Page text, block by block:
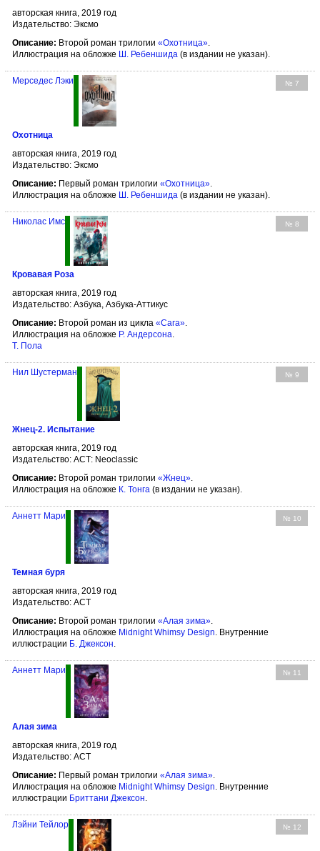
авторская книга, 2019 год
Издательство: Эксмо
Описание: Второй роман трилогии «Охотница».
Иллюстрация на обложке Ш. Ребеншида (в издании не указан).
№ 7
Мерседес Лэки
Охотница
авторская книга, 2019 год
Издательство: Эксмо
Описание: Первый роман трилогии «Охотница».
Иллюстрация на обложке Ш. Ребеншида (в издании не указан).
№ 8
Николас Имс
Кровавая Роза
авторская книга, 2019 год
Издательство: Азбука, Азбука-Аттикус
Описание: Второй роман из цикла «Сага».
Иллюстрация на обложке Р. Андерсона.
Т. Пола
№ 9
Нил Шустерман
Жнец-2. Испытание
авторская книга, 2019 год
Издательство: АСТ: Neoclassic
Описание: Второй роман трилогии «Жнец»
Иллюстрация на обложке К. Тонга (в издании не указан).
№ 10
Аннетт Мари
Темная буря
авторская книга, 2019 год
Издательство: АСТ
Описание: Второй роман трилогии «Алая зима»
Иллюстрация на обложке Midnight Whimsy Design . Внутренние
иллюстрации Б. Джексон
№ 11
Аннетт Мари
Алая зима
авторская книга, 2019 год
Издательство: АСТ
Описание: Первый роман трилогии «Алая зима».
Иллюстрация на обложке Midnight Whimsy Design. Внутренние
иллюстрации Бриттани Джексон.
№ 12
Лэйни Тейлор